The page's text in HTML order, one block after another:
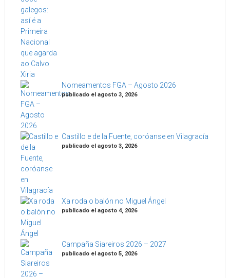
Nomeamentos FGA – Agosto 2026
publicado el agosto 3, 2026
Castillo e de la Fuente, coróanse en Vilagracía
publicado el agosto 3, 2026
Xa roda o balón no Miguel Ángel
publicado el agosto 4, 2026
Campaña Siareiros 2026 – 2027
publicado el agosto 5, 2026